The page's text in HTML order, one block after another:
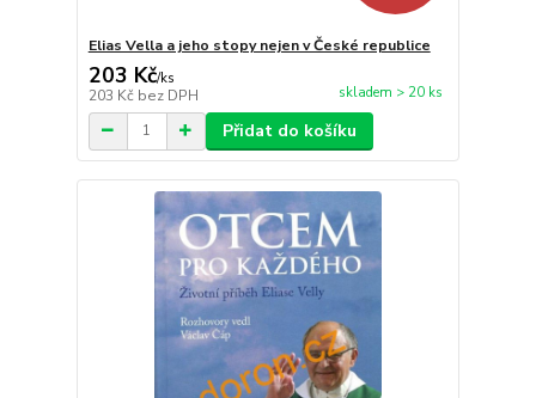
Elias Vella a jeho stopy nejen v České republice
203 Kč/ks
203 Kč bez DPH skladem > 20 ks
Přidat do košíku